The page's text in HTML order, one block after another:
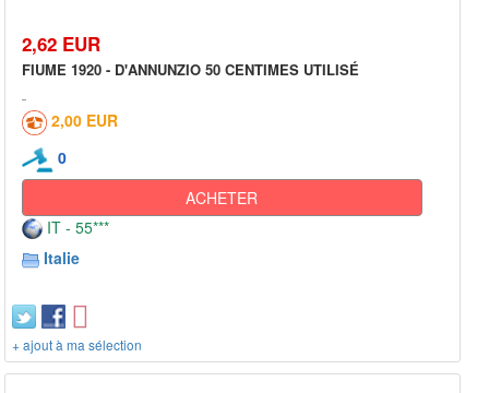
2,62 EUR
FIUME 1920 - D'ANNUNZIO 50 CENTIMES UTILISÉ
2,00 EUR
0
ACHETER
IT - 55***
Italie
+ ajout à ma sélection